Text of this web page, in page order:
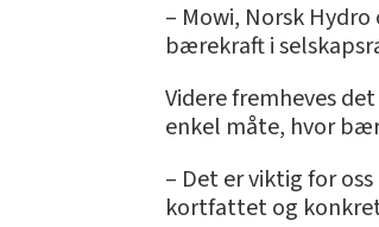
– Mowi, Norsk
bærekraft i
Videre fremheves
enkel måte, hvor
– Det er viktig for
kortfattet og